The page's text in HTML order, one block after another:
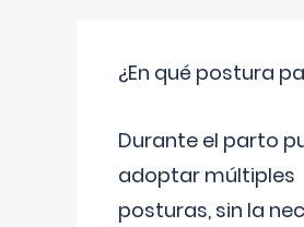
¿En qué postura
Durante el parto
adoptar múltiples
posturas, sin la